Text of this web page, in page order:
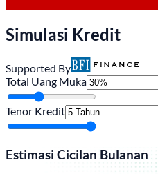
Simulasi Kredit
Supported By
Total Uang Muka
Tenor Kredit
Estimasi Cicilan Bulanan